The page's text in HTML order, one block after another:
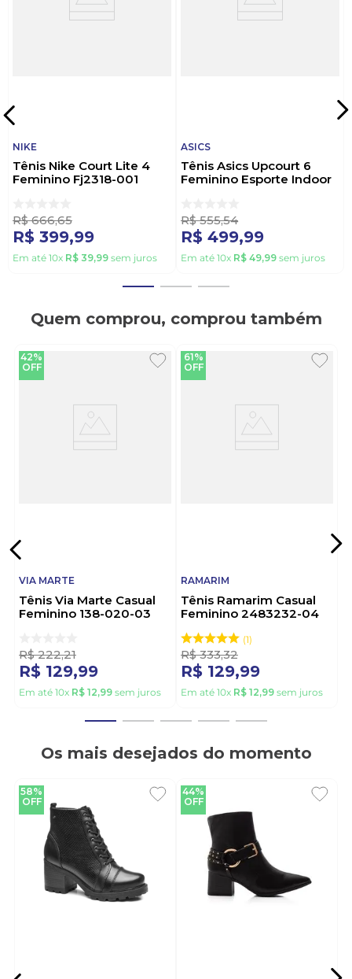
NIKE
Tênis Nike Court Lite 4
Feminino Fj2318-001
R$ 666,65
R$ 399,99
Em até 10x R$ 39,99 sem juros
ASICS
Tênis Asics Upcourt 6
Feminino Esporte Indoor
R$ 555,54
R$ 499,99
Em até 10x R$ 49,99 sem juros
Quem comprou, comprou também
42%
OFF
VIA MARTE
Tênis Via Marte Casual
Feminino 138-020-03
R$ 222,21
R$ 129,99
Em até 10x R$ 12,99 sem juros
61%
OFF
RAMARIM
Tênis Ramarim Casual
Feminino 2483232-04
1
R$ 333,32
R$ 129,99
Em até 10x R$ 12,99 sem juros
Os mais desejados do momento
58%
OFF
44%
OFF